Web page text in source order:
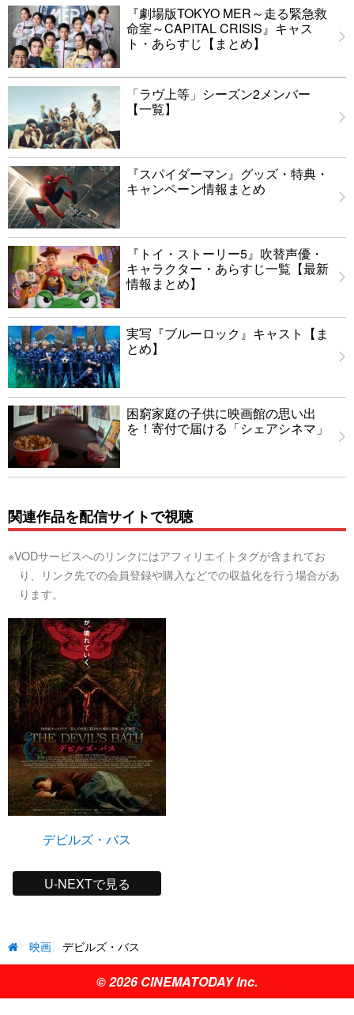
『劇場版TOKYO MER～走る緊急救
命室～CAPITAL CRISIS』キャス
ト・あらすじ【まとめ】
「ラヴ上等」シーズン2メンバー
【一覧】
『スパイダーマン』グッズ・特典・
キャンペーン情報まとめ
『トイ・ストーリー5』吹替声優・
キャラクター・あらすじ一覧【最新
情報まとめ】
実写『ブルーロック』キャスト【ま
とめ】
困窮家庭の子供に映画館の思い出
を！寄付で届ける「シェアシネマ」
関連作品を配信サイトで視聴
※VODサービスへのリンクにはアフィリエイトタグが含まれてお
り、リンク先での会員登録や購入などでの収益化を行う場合があ
ります。
デビルズ・バス
U-NEXTで見る
映画 デビルズ・バス
© 2026 CINEMATODAY Inc.